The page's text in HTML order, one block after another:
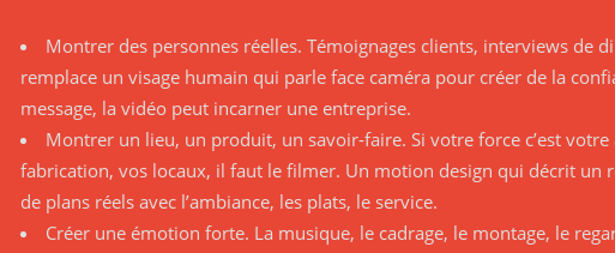
Montrer des personnes réelles. Témoignages clients, interviews de
remplace un visage humain qui parle face caméra pour créer de la
message, la vidéo peut incarner une entreprise.
Montrer un lieu, un produit, un savoir-faire. Si votre force c’est
fabrication, vos locaux, il faut le filmer. Un motion design qui décrit un
de plans réels avec l’ambiance, les plats, le service.
Créer une émotion forte. La musique, le cadrage, le montage, le